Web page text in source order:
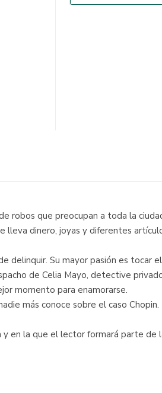
robos que preocupan a toda la
lleva dinero, joyas y diferentes
delinquir. Su mayor pasión es tocar
de Celia Mayo, detective
momento para enamorarse.
más conoce sobre el caso
y en la que el lector formará parte de